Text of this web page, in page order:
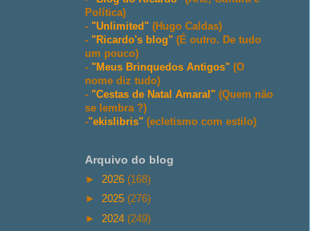
Política)
- "Unlimited" (Hugo Caldas)
- "Ricardo's blog" (É outro. De tudo
um pouco)
- "Meus Brinquedos Antigos" (O
nome diz tudo)
- "Cestas de Natal Amaral" (Quem não
se lembra ?)
-"ekislibris" (ecletismo com estilo)
Arquivo do blog
► 2026 (168)
► 2025 (276)
► 2024 (249)